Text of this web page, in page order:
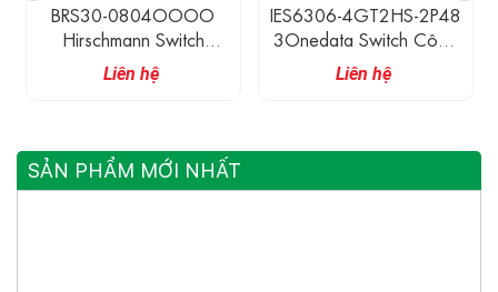
BRS30-0804OOOO
Hirschmann Switch
Ethernet Công Nghiệp
Có Quản Lí 8 Cổng
Liên hệ
IES6306-4GT2HS-2P48
3Onedata Switch Công
Nghiệp 4 Cổng 1G
Ethernet, 2 Cổng 2.5G
Liên hệ
SẢN PHẨM MỚI NHẤT